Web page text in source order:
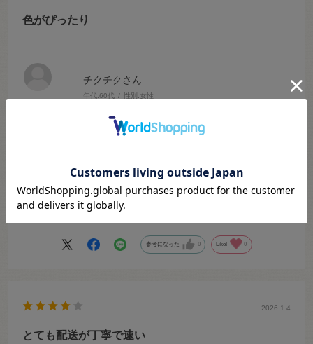
チクチクさん
年代:60代 性別:女性
:普段づかい・実用品
オカダヤオンラインショップご利用回数
:2～3回くらい
色がぴったり
いろいろな色があり、迷いましたが、ピッタリでしたので、もう一つ
注文しました。小さな部品を丁寧に扱い、注文できるサービスがあり
がたいと思いました。
参考になった 0 Like! 0
2026.1.4
とても配送が丁寧で速い